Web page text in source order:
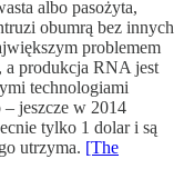
albo pasożyta,
obumrą bez innych
problemem
a produkcja RNA jest
technologiami
jeszcze w 2014
tylko 1 dolar i są
utrzyma. [The